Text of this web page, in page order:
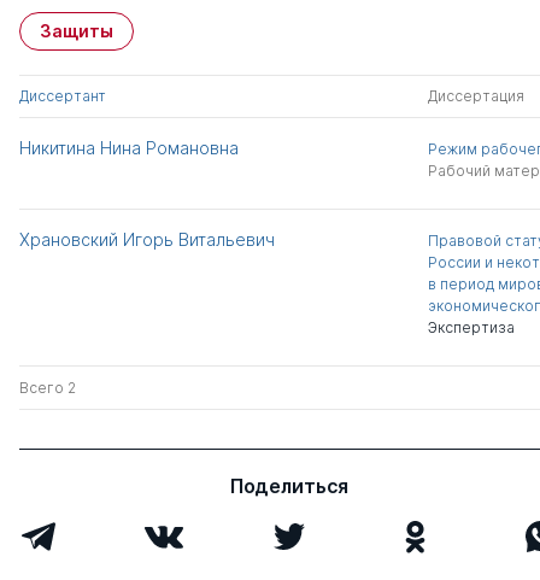
Защиты
Диссертант Диссертация
Никитина Нина Романовна
Режим
Рабочий
Храновский Игорь Витальевич
Правовой
России и
в период
Экспертиза
Всего 2
Поделиться